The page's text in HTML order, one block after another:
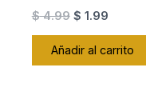
$4.99 El
original
$ 1.99El
actual
Añadir al carrito